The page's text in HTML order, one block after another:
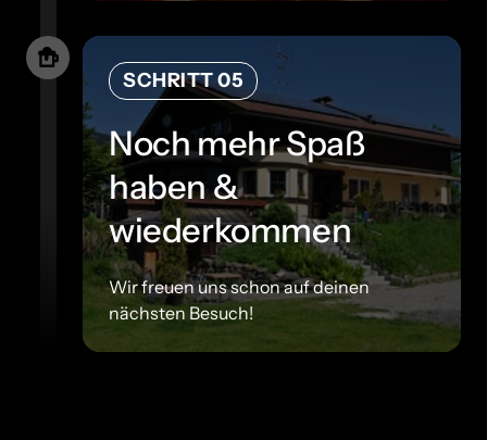
SCHRITT 05
Noch mehr Spaß
haben &
wiederkommen
Wir freuen uns schon auf deinen
nächsten Besuch!